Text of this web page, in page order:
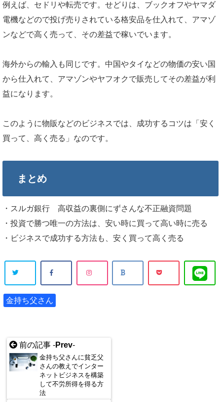
例えば、セドリや転売です。せどりは、ブックオフやヤマダ
電機などので投げ売りされている格安品を仕入れて、アマゾ
ンなどで高く売って、その差益で稼いでいます。
海外からの輸入も同じです。中国やタイなどの物価の安い国
から仕入れて、アマゾンやヤフオクで販売してその差益が利
益になります。
このように物販などのビジネスでは、成功するコツは「安く
買って、高く売る」なのです。
まとめ
・スルガ銀行 高収益の裏側にずさんな不正融資問題
・投資で勝つ唯一の方法は、安い時に買って高い時に売る
・ビジネスで成功する方法も、安く買って高く売る
金持ち父さん
前の記事 -Prev-
金持ち父さんに貧乏父
さんの教えでインター
ネットビジネスを構築
して不労所得を得る方
法